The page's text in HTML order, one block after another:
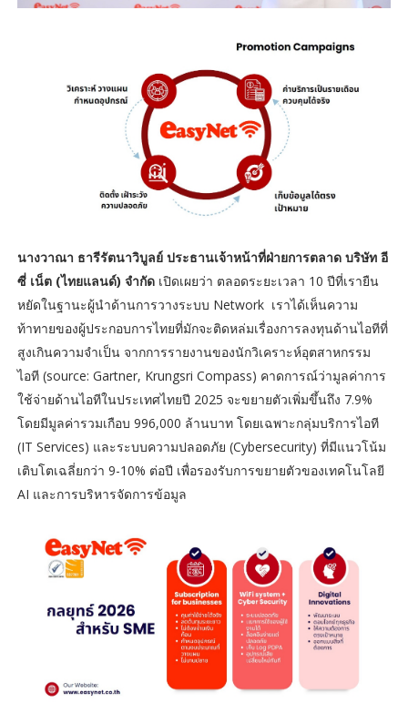
นางวาณา ธารีรัตนาวิบูลย์ ประธานเจ้าหน้าที่ฝ่ายการตลาด บริษัท อี
ซี่ เน็ต (ไทยแลนด์) จำกัด เปิดเผยว่า ตลอดระยะเวลา 10 ปีที่เรายืน
หยัดในฐานะผู้นำด้านการวางระบบ Network เราได้เห็นความ
ท้าทายของผู้ประกอบการไทยที่มักจะติดหล่มเรื่องการลงทุนด้านไอทีที่
สูงเกินความจำเป็น จากการรายงานของนักวิเคราะห์อุตสาหกรรม
ไอที (source: Gartner, Krungsri Compass) คาดการณ์ว่ามูลค่าการ
ใช้จ่ายด้านไอทีในประเทศไทยปี 2025 จะขยายตัวเพิ่มขึ้นถึง 7.9%
โดยมีมูลค่ารวมเกือบ 996,000 ล้านบาท โดยเฉพาะกลุ่มบริการไอที
(IT Services) และระบบความปลอดภัย (Cybersecurity) ที่มีแนวโน้ม
เติบโตเฉลี่ยกว่า 9-10% ต่อปี เพื่อรองรับการขยายตัวของเทคโนโลยี
AI และการบริหารจัดการข้อมูล